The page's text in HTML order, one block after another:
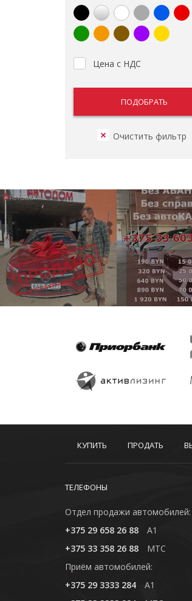
Цена с НДС
КУПИТЬ ПРОДАТЬ
ТЕЛЕФОНЫ
Отдел продажи автомобилей:
+375 29 658 26 88
A1
+375 33 358 26 88
MTC
Приём автомобилей:
+375 29 3333 284
A1